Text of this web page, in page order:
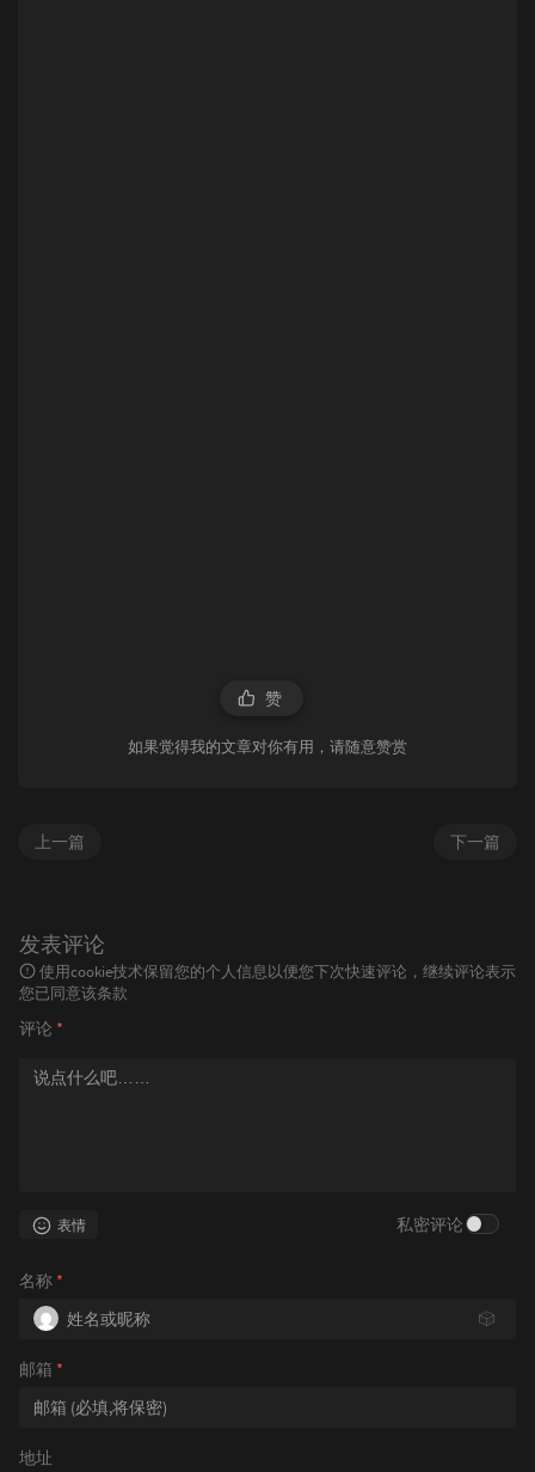
赞
如果觉得我的文章对你有用，请随意赞赏
下一篇
上一篇
发表评论
使用cookie技术保留您的个人信息以便您下次快速评论，继续评论表示
您已同意该条款
评论 *
表情 私密评论
名称 *
🎲
邮箱 *
地址